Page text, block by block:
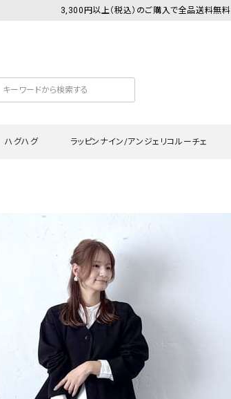
3,300円以上（税込）のご購入で全品送料無料
ハグハグ
ロング・マキシ丈
ラッピンナイン/アンジェリコルーチェ
タンクトップ・キャミソール
デニムパンツ